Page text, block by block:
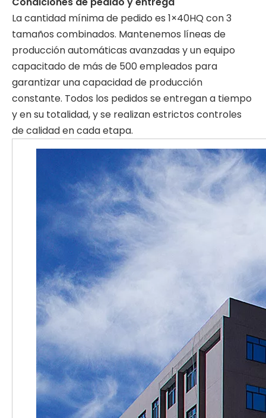
La cantidad mínima de pedido es 1×40HQ con 3
tamaños combinados. Mantenemos líneas de
producción automáticas avanzadas y un equipo
capacitado de más de 500 empleados para
garantizar una capacidad de producción
constante. Todos los pedidos se entregan a tiempo
y en su totalidad, y se realizan estrictos controles
de calidad en cada etapa.